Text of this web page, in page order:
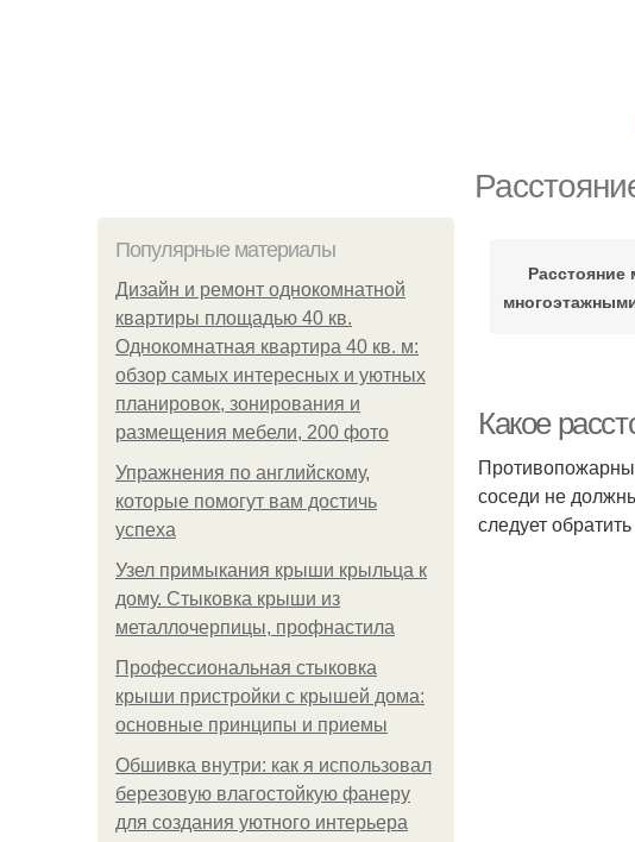
Популярные материалы
Дизайн и ремонт однокомнатной
квартиры площадью 40 кв.
Однокомнатная квартира 40 кв. м:
обзор самых интересных и уютных
планировок, зонирования и
размещения мебели, 200 фото
Упражнения по английскому,
которые помогут вам достичь
успеха
Узел примыкания крыши крыльца к
дому. Стыковка крыши из
металлочерпицы, профнастила
Профессиональная стыковка
крыши пристройки с крышей дома:
основные принципы и приемы
Обшивка внутри: как я использовал
березовую влагостойкую фанеру
для создания уютного интерьера
Расстояние
Какое
соседи не
следует